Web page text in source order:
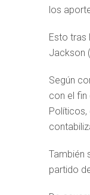
los
Esto tras
Jackson
Según
con el fin
Políticos,
También
partido